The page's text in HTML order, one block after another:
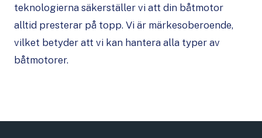
teknologierna säkerställer vi att din båtmotor
alltid presterar på topp. Vi är märkesoberoende,
vilket betyder att vi kan hantera alla typer av
båtmotorer.